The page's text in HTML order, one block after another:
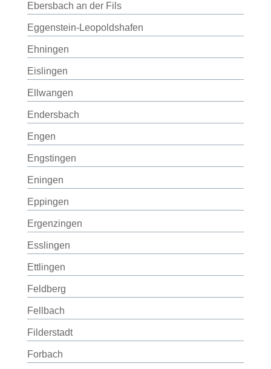
Ebersbach an der Fils
Eggenstein-Leopoldshafen
Ehningen
Eislingen
Ellwangen
Endersbach
Engen
Engstingen
Eningen
Eppingen
Ergenzingen
Esslingen
Ettlingen
Feldberg
Fellbach
Filderstadt
Forbach